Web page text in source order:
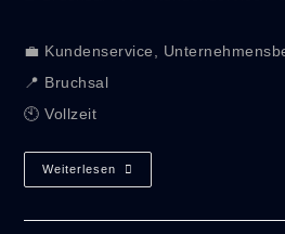
💼 Kundenservice,
📍 Bruchsal
🕙 Vollzeit
Weiterlesen